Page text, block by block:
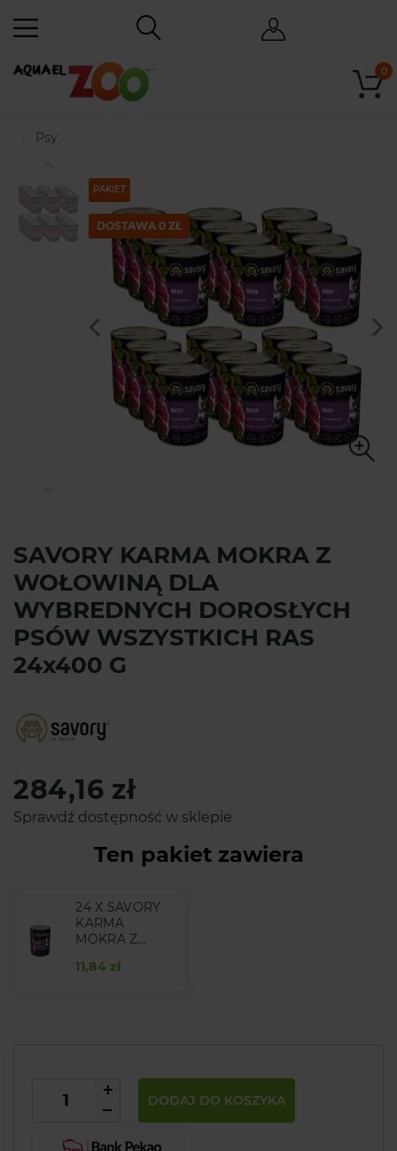
0
Psy
PAKIET
DOSTAWA 0 ZŁ
SAVORY KARMA MOKRA Z
WOŁOWINĄ DLA
WYBREDNYCH DOROSŁYCH
PSÓW WSZYSTKICH RAS
24x400 G
284,16 zł
Sprawdź dostępność w sklepie
Ten pakiet zawiera
24 X SAVORY
KARMA
MOKRA Z...
11,84 zł
DODAJ DO KOSZYKA